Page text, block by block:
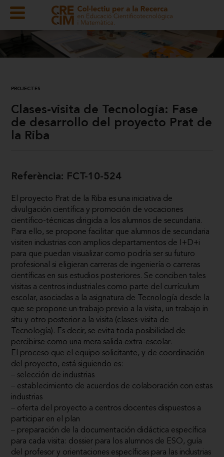
PROJECTES
Clases-visita de Tecnología: Fase
de desarrollo del proyecto Prat de
la Riba
Referència: FCT-10-524
El proyecto Prat de la Riba es una iniciativa de
divulgación científica y promoción de vocaciones
científico-técnicas dirigida a los alumnos de secundaria.
Para ello, se propone facilitar que alumnos de secundaria
visiten industrias con amplios departamentos de I+D+i
para que puedan visualizar como podría ser su futuro
profesional si eligieran carreras de ingeniería o carreras
científicas en sus estudios posteriores. Se conciben tales
visitas a centros industriales como parte del currículum
escolar, asociadas a la asignatura de Tecnología desde la
que se propone un trabajo previo a la visita, un trabajo in
situ y otro posterior a la visita (clases-visita de
Tecnología). Es decir, se evita toda posibilidad de
percibirse como una mera salida extra-escolar.
El proceso que el equipo solicitante, y de coordinación
del proyecto, está siguiendo es:
– selección de industrias
– establecimiento de acuerdos de colaboración con estas
industrias
– oferta del proyecto a centros docentes dispuestos a
participar en el plan
– preparación de la documentación didáctica específica
para cada visita: dossier para los alumnos de ESO, guía
del profesor y orientaciones específicas para las industrias